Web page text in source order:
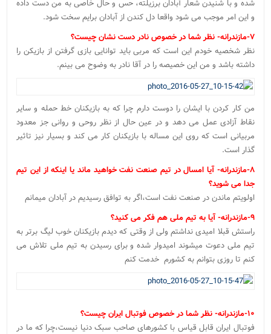
شده و با شنیدن شعار آبادان برزیلته، حس و حال خاصی به من دست داده
و این امر موجب می شود واقعا دل کندن از آبادان برایم سخت شود.
۷-مازندرانه- نظر شما در خصوص نادر دست نشان چیست؟
نظر شخصیه خودم این است که مربی باید توانایی بازی گرفتن از بازیکن را
داشته باشد و من این خصیصه را در آقا نادر به وضوح می بینم.
من کار کردن با ایشان را دوست دارم چرا که به بازیکنان خط حمله و سایر
نقاط آزادی عمل می دهد و در عین حال از نظر روحی و روانی جز معدود
مربیانی است که روی این مساله با بازیکنان کار می کند و بسیار نیز تاثیر
گذار است.
۸-مازندرانه- آیا امسال در تیم صنعت نفت خواهید ماند یا اینکه از این تیم
جدا می شوید؟
اولویتم ماندن در صنعت نفت است،اگر به توافق رسیدیم در آبادان میمانم
۹-مازندرانه- آیا به تیم ملی هم فکر می کنید؟
راستش قبلا امیدی نداشتم ولی از وقتی که دیدم بازیکنان خوب لیگ برتر به
تیم ملی دعوت میشوند امیدوار شده و برای رسیدن به تیم ملی تلاش می
کنم تا روزی بتوانم به کشورم خدمت کنم
۱۰-مازندرانه- نظر شما در خصوص فوتبال ایران چیست؟
فوتبال ایران قابل قیاس با کشورهای صاحب سبک دنیا نیست،چرا که ما در